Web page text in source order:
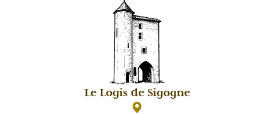
Le Logis de Sigogne